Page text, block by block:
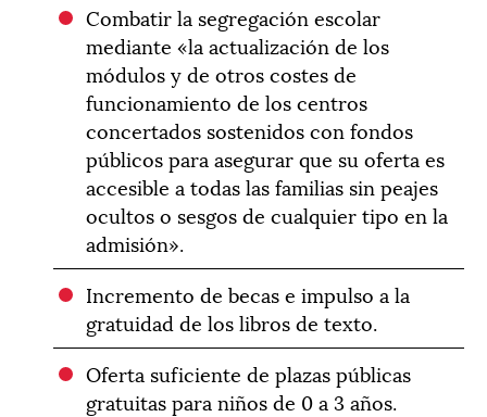
Combatir la segregación escolar
mediante «la actualización de los
módulos y de otros costes de
funcionamiento de los centros
concertados sostenidos con fondos
públicos para asegurar que su oferta es
accesible a todas las familias sin peajes
ocultos o sesgos de cualquier tipo en la
admisión».
Incremento de becas e impulso a la
gratuidad de los libros de texto.
Oferta suficiente de plazas públicas
gratuitas para niños de 0 a 3 años.